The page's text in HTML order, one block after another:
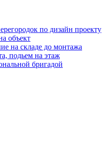
по дизайн проекту
объект
на складе до монтажа
подьем на этаж
бригадой